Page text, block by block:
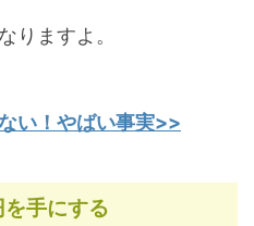
りますよ。
い！やばい事実>>
手にする